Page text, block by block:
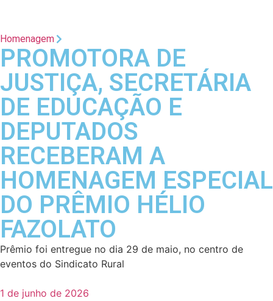
Homenagem
PROMOTORA DE
JUSTIÇA, SECRETÁRIA
DE EDUCAÇÃO E
DEPUTADOS
RECEBERAM A
HOMENAGEM ESPECIAL
DO PRÊMIO HÉLIO
FAZOLATO
Prêmio foi entregue no dia 29 de maio, no centro de
eventos do Sindicato Rural
1 de junho de 2026